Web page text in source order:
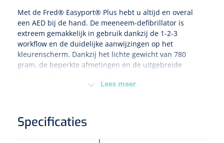
Slabben
Borden
Drinkhulpmiddelen
Bekers
Nopa
Vaatklem Pean - zonder tanden - gebogen - 14 cm - 1 st
Lees meer
Met de Fred® Easyport® Plus hebt u altijd en overal
een AED bij de hand. De meeneem-defibrillator is
extreem gemakkelijk in gebruik dankzij de 1-2-3
workflow en de duidelijke aanwijzingen op het
kleurenscherm. Dankzij het lichte gewicht van 780
gram, de beperkte afmetingen en de uitgebreide
keuze voor zowel zorgverleners als iedereen die een
gebruikersniveaus te voldoen. De AED Manual is de
semi-automatische (handmatige) versie met rode cover.
De redder kan een schok toedienen wanneer hij dat zelf
Specificaties